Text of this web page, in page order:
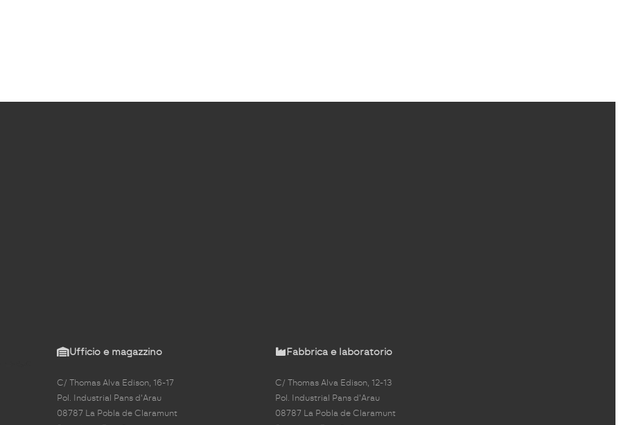
Ufficio e magazzino
C/ Thomas Alva Edison, 16-17
Pol. Industrial Pans d'Arau
08787 La Pobla de Claramunt
Fabbrica e laboratorio
C/ Thomas Alva Edison, 12-13
Pol. Industrial Pans d'Arau
08787 La Pobla de Claramunt